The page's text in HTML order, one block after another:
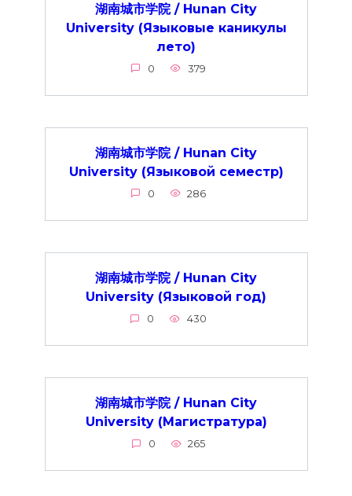
湖南城市学院 / Hunan City
University (Языковые каникулы
лето)
0 379
湖南城市学院 / Hunan City
University (Языковой семестр)
0 286
湖南城市学院 / Hunan City
University (Языковой год)
0 430
湖南城市学院 / Hunan City
University (Магистратура)
0 265